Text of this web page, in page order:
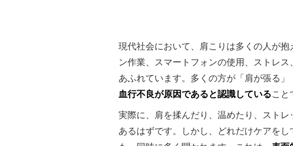
現代社会において、肩こりは多くの人が
ン作業、スマートフォンの使用、ストレ
あふれています。多くの方が「肩が張る」
血行不良が原因であると認識していること
実際に、肩を揉んだり、温めたり、スト
あるはずです。しかし、どれだけケアを